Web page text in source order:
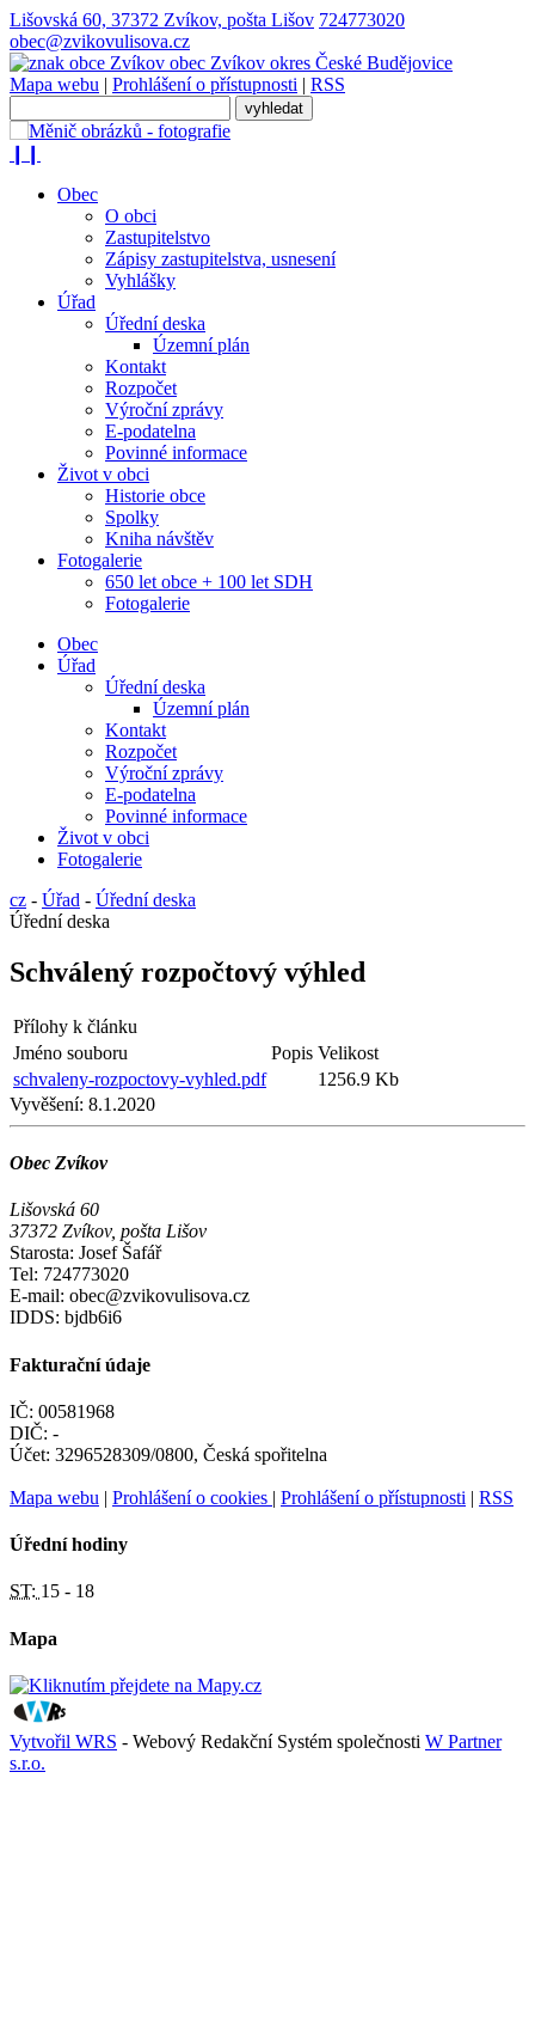
Lišovská 60, 37372 Zvíkov, pošta Lišov 724773020
obec@zvikovulisova.cz
obec Zvíkov okres České Budějovice
Mapa webu | Prohlášení o přístupnosti | RSS
Obec
O obci
Zastupitelstvo
Zápisy zastupitelstva, usnesení
Vyhlášky
Úřad
Úřední deska
Územní plán
Kontakt
Rozpočet
Výroční zprávy
E-podatelna
Povinné informace
Život v obci
Historie obce
Spolky
Kniha návštěv
Fotogalerie
650 let obce + 100 let SDH
Fotogalerie
Obec
Úřad
Úřední deska
Územní plán
Kontakt
Rozpočet
Výroční zprávy
E-podatelna
Povinné informace
Život v obci
Fotogalerie
cz - Úřad - Úřední deska
Úřední deska
Schválený rozpočtový výhled
Přílohy k článku
Jméno souboru
Popis Velikost
schvaleny-rozpoctovy-vyhled.pdf
1256.9 Kb
Vyvěšení: 8.1.2020
Obec Zvíkov
Lišovská 60
37372 Zvíkov, pošta Lišov
Starosta: Josef Šafář
Tel: 724773020
E-mail: obec@zvikovulisova.cz
IDDS: bjdb6i6
Fakturační údaje
IČ: 00581968
DIČ: -
Účet: 3296528309/0800, Česká spořitelna
Mapa webu | Prohlášení o cookies | Prohlášení o přístupnosti | RSS
Úřední hodiny
ST: 15 - 18
Mapa
Vytvořil WRS - Webový Redakční Systém společnosti W Partner
s.r.o.